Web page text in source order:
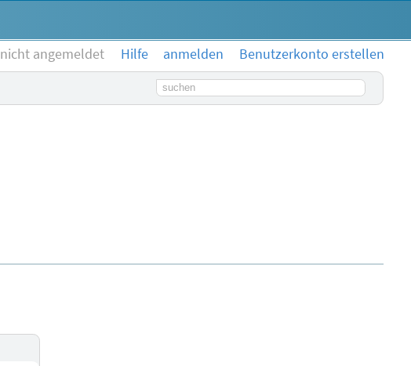
nicht angemeldet Hilfe anmelden
Benutzerkonto erstellen
Suchbegriff